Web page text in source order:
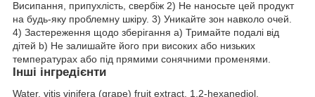
Висипання, припухлість, свербіж 2) Не наносьте цей продукт
на будь-яку проблемну шкіру. 3) Уникайте зон навколо очей.
4) Застереження щодо зберігання a) Тримайте подалі від
дітей b) Не залишайте його при високих або низьких
температурах або під прямими сонячними променями.
Інші інгредієнти
Water, vitis vinifera (grape) fruit extract, 1,2-hexanediol,